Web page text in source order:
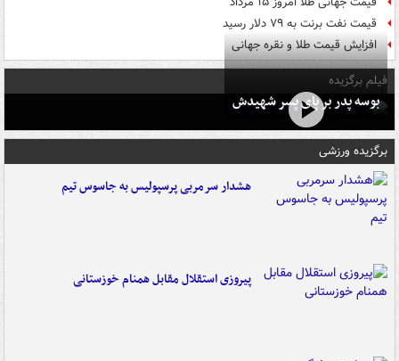
قیمت نفت برنت به ۷۹ دلار رسید
افزایش قیمت طلا و نقره جهانی
فیلم برگزیده
بوسه‌ پدر بر پای پسر شهیدش
برگزیده ورزشی
هشدار سرمربی پرسپولیس به جاسوس تیم
پیروزی استقلال مقابل همنام خوزستانی